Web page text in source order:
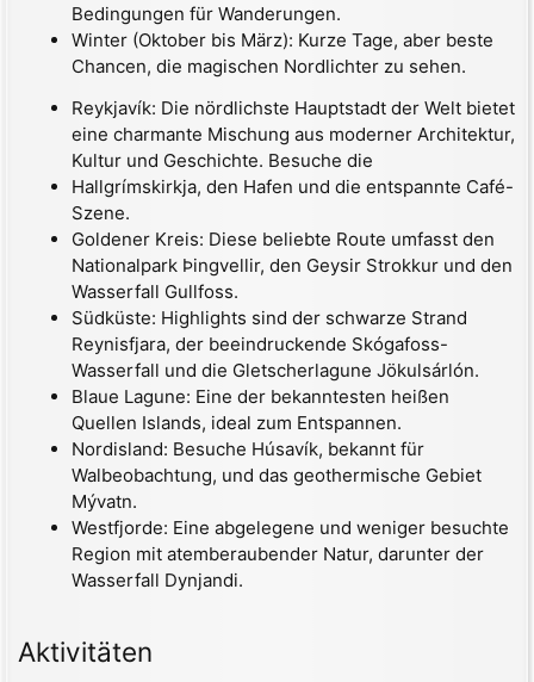
Bedingungen für Wanderungen.
Winter (Oktober bis März): Kurze Tage, aber beste
Chancen, die magischen Nordlichter zu sehen.
Reykjavík: Die nördlichste Hauptstadt der Welt bietet
eine charmante Mischung aus moderner Architektur,
Kultur und Geschichte. Besuche die
Hallgrímskirkja, den Hafen und die entspannte Café-
Szene.
Goldener Kreis: Diese beliebte Route umfasst den
Nationalpark Þingvellir, den Geysir Strokkur und den
Wasserfall Gullfoss.
Südküste: Highlights sind der schwarze Strand
Reynisfjara, der beeindruckende Skógafoss-
Wasserfall und die Gletscherlagune Jökulsárlón.
Blaue Lagune: Eine der bekanntesten heißen
Quellen Islands, ideal zum Entspannen.
Nordisland: Besuche Húsavík, bekannt für
Walbeobachtung, und das geothermische Gebiet
Mývatn.
Westfjorde: Eine abgelegene und weniger besuchte
Region mit atemberaubender Natur, darunter der
Wasserfall Dynjandi.
Aktivitäten